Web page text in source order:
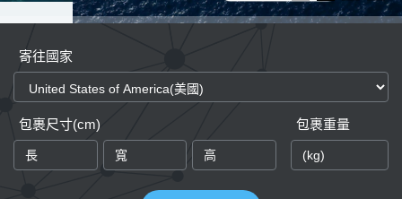
寄往國家
包裹尺寸(cm) 包裹重量